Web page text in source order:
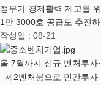
정부가 경제활력 제고를
1만 3000호 공급도 추진
작성일 : 08-21
올 7월까지 신규 벤처투자
제2벤처붐으로 민간투